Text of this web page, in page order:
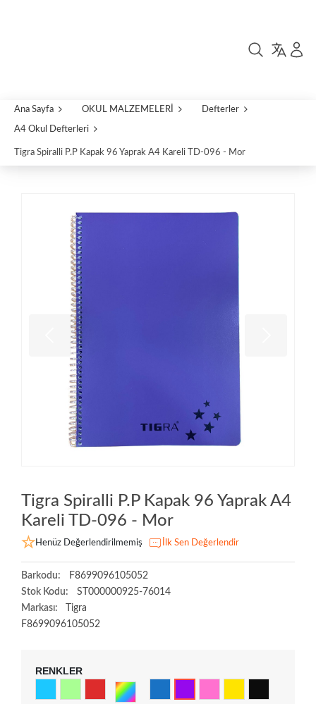
Ana Sayfa OKUL MALZEMELERİ Defterler
A4 Okul Defterleri
Tigra Spiralli P.P Kapak 96 Yaprak A4 Kareli TD-096 - Mor
Tigra Spiralli P.P Kapak 96 Yaprak A4
Kareli TD-096 - Mor
Henüz Değerlendirilmemiş İlk Sen Değerlendir
Barkodu:
F8699096105052
Stok Kodu:
ST000000925-76014
Markası:
Tigra
F8699096105052
RENKLER